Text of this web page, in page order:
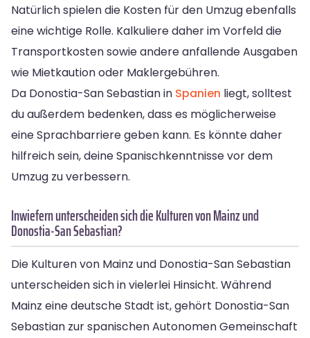
Natürlich spielen die Kosten für den Umzug ebenfalls
eine wichtige Rolle. Kalkuliere daher im Vorfeld die
Transportkosten sowie andere anfallende Ausgaben
wie Mietkaution oder Maklergebühren.
Da Donostia-San Sebastian in Spanien liegt, solltest
du außerdem bedenken, dass es möglicherweise
eine Sprachbarriere geben kann. Es könnte daher
hilfreich sein, deine Spanischkenntnisse vor dem
Umzug zu verbessern.
Inwiefern unterscheiden sich die Kulturen von Mainz und
Donostia-San Sebastian?
Die Kulturen von Mainz und Donostia-San Sebastian
unterscheiden sich in vielerlei Hinsicht. Während
Mainz eine deutsche Stadt ist, gehört Donostia-San
Sebastian zur spanischen Autonomen Gemeinschaft